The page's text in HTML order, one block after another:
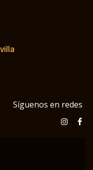
Síguenos en redes